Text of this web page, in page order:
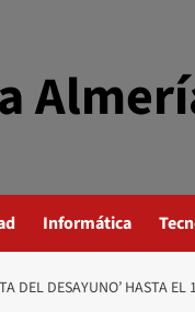
Informática
DEL DESAYUNO’ HASTA